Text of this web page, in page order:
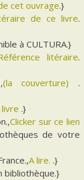
cet ouvrage.}
de ce livre.
à CULTURA.}
litéraire.
(la couverture) .
livre .}
Clicker sur ce lien
de votre
A lire. .}
bibliothèque.}